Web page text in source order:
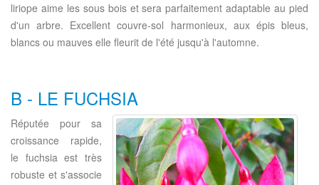
liriope aime les sous bois et sera parfaitement adaptable au pied
d'un arbre. Excellent couvre-sol harmonieux, aux épis bleus,
blancs ou mauves elle fleurit de l'été jusqu'à l'automne.
B - LE FUCHSIA
Réputée pour sa
croissance rapide,
le fuchsia est très
robuste et s'associe